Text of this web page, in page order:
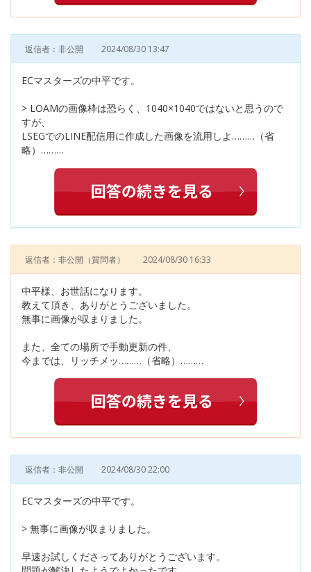
返信者：非公開 2024/08/30 13:47
ECマスターズの中平です。
> LOAMの画像枠は恐らく、1040×1040ではないと思うので
すが、
LSEGでのLINE配信用に作成した画像を流用しよ………（省
略）………
返信者：非公開 （質問者） 2024/08/30 16:33
中平様、お世話になります。
教えて頂き、ありがとうございました。
無事に画像が収まりました。
また、全ての場所で手動更新の件、
今までは、リッチメッ………（省略）………
返信者：非公開 2024/08/30 22:00
ECマスターズの中平です。
> 無事に画像が収まりました。
早速お試しくださってありがとうございます。